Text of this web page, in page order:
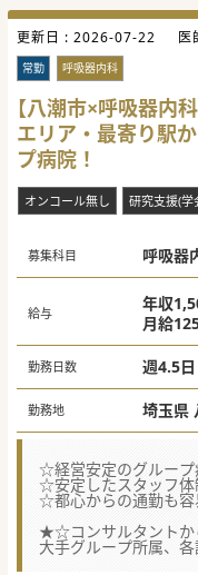
更新日 : 2026-07-22 医
常勤 呼吸器内科
【八潮市×呼吸器内
エリア・最寄り駅
プ病院！
オンコール無し 研究支援(学
募集科目 呼吸器
給与
年収
月給
勤務日数 週4.5日
勤務地
☆経営安定のグループ
☆安定したスタッフ体
☆都心からの通勤も容
★☆コンサルタント
大手グループ所属、
スタッフ・設備共に